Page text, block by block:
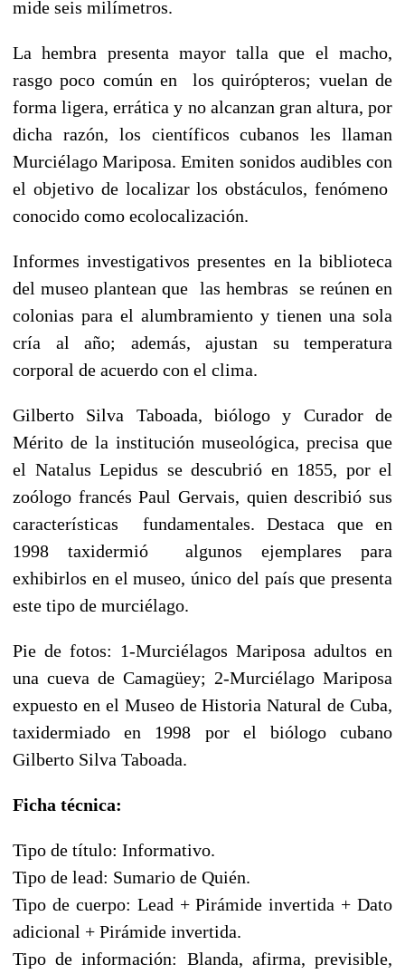
mide seis milímetros.
La hembra presenta mayor talla que el macho,
rasgo poco común en los quirópteros; vuelan de
forma ligera, errática y no alcanzan gran altura, por
dicha razón, los científicos cubanos les llaman
Murciélago Mariposa. Emiten sonidos audibles con
el objetivo de localizar los obstáculos, fenómeno
conocido como ecolocalización.
Informes investigativos presentes en la biblioteca
del museo plantean que las hembras se reúnen en
colonias para el alumbramiento y tienen una sola
cría al año; además, ajustan su temperatura
corporal de acuerdo con el clima.
Gilberto Silva Taboada, biólogo y Curador de
Mérito de la institución museológica, precisa que
el Natalus Lepidus se descubrió en 1855, por el
zoólogo francés Paul Gervais, quien describió sus
características fundamentales. Destaca que en
1998 taxidermió algunos ejemplares para
exhibirlos en el museo, único del país que presenta
este tipo de murciélago.
Pie de fotos: 1-Murciélagos Mariposa adultos en
una cueva de Camagüey; 2-Murciélago Mariposa
expuesto en el Museo de Historia Natural de Cuba,
taxidermiado en 1998 por el biólogo cubano
Gilberto Silva Taboada.
Ficha técnica:
Tipo de título: Informativo.
Tipo de lead: Sumario de Quién.
Tipo de cuerpo: Lead + Pirámide invertida + Dato
adicional + Pirámide invertida.
Tipo de información: Blanda, afirma, previsible,